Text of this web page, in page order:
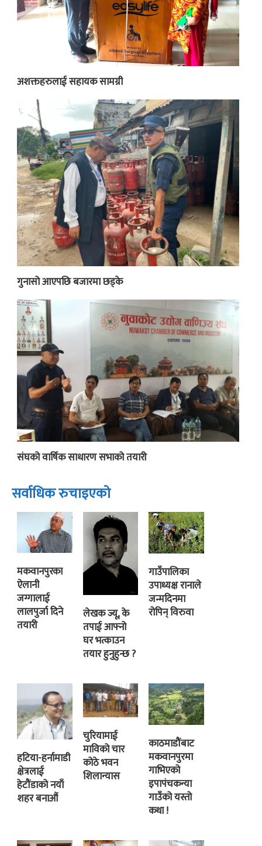
अशक्तहरुलाई सहायक सामग्री
गुनासो आएपछि बजारमा छड्के
संघको वार्षिक साधारण सभाको तयारी
सर्वाधिक रुचाइएको
मकवानपुरका
ऐलानी
जग्गालाई
लालपुर्जा दिने
तयारी
लेखक ज्यू, के
तपाई आफ्नो
घर भत्काउन
तयार हुनुहुन्छ ?
गाउँपालिका
उपाध्यक्ष रानाले
जन्मदिनमा
रोपिन् विरुवा
हटिया-हर्नामाडी
क्षेत्रलाई
हेटौंडाको नयाँ
शहर बनाऔं
चुरियामाई
माविको चार
कोठे भवन
शिलान्यास
काठमाडौंबाट
मकवानपुरमा
गाभिएको
इपापंचकन्या
गाउँको यस्तो
कथा !